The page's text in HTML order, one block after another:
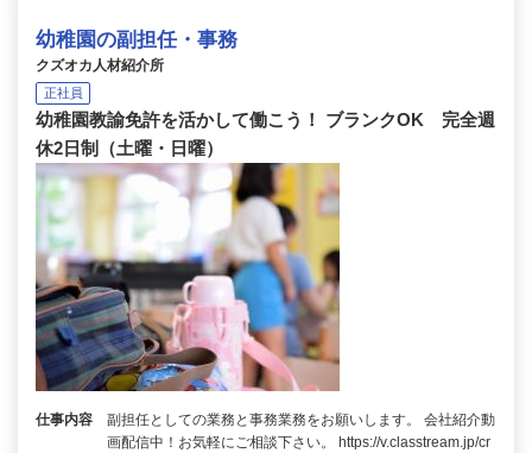
幼稚園の副担任・事務
クズオカ人材紹介所
正社員
幼稚園教諭免許を活かして働こう！ ブランクOK 完全週
休2日制（土曜・日曜）
仕事内容
副担任としての業務と事務業務をお願いします。 会社紹介動
画配信中！お気軽にご相談下さい。 https://v.classtream.jp/cr